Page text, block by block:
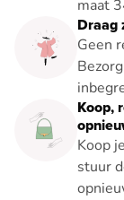
maat
Draag
Geen
Koop,
Koop
stuur